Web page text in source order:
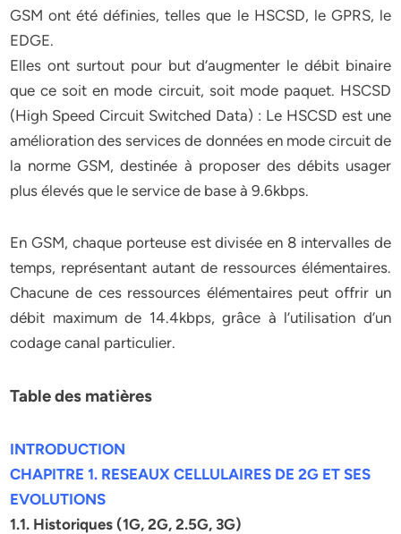
GSM ont été définies, telles que le HSCSD, le GPRS, le
EDGE.
Elles ont surtout pour but d’augmenter le débit binaire
que ce soit en mode circuit, soit mode paquet. HSCSD
(High Speed Circuit Switched Data) : Le HSCSD est une
amélioration des services de données en mode circuit de
la norme GSM, destinée à proposer des débits usager
plus élevés que le service de base à 9.6kbps.
En GSM, chaque porteuse est divisée en 8 intervalles de
temps, représentant autant de ressources élémentaires.
Chacune de ces ressources élémentaires peut offrir un
débit maximum de 14.4kbps, grâce à l’utilisation d’un
codage canal particulier.
Table des matières
INTRODUCTION
CHAPITRE 1. RESEAUX CELLULAIRES DE 2G ET SES
EVOLUTIONS
1.1. Historiques (1G, 2G, 2.5G, 3G)